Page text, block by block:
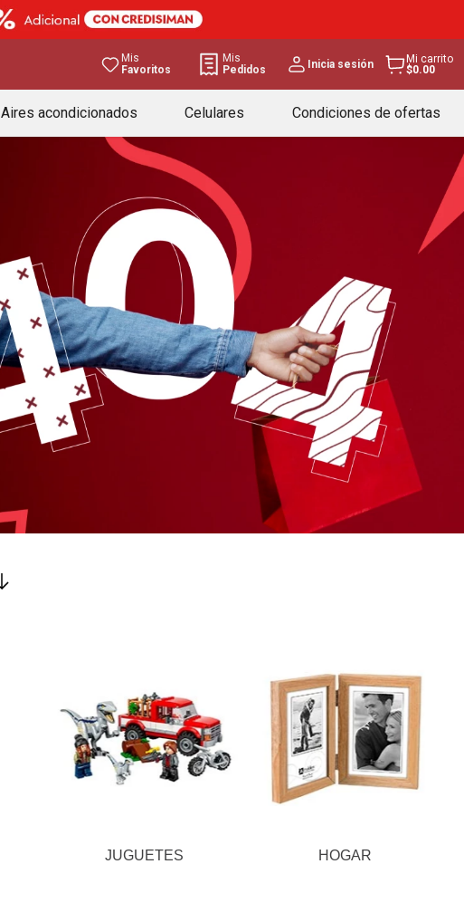
Mis
Favoritos
Mis
Pedidos
Inicia sesión
Mi carrito
$0.00
Aires acondicionados Celulares Condiciones de ofertas
JUGUETES HOGAR